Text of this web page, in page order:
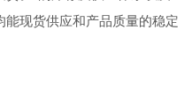
现货供应和产品质量的稳定